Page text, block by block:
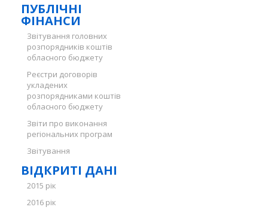
ПУБЛІЧНІ
ФІНАНСИ
Звітування головних
розпорядників коштів
обласного бюджету
Реєстри договорів
укладених
розпорядниками коштів
обласного бюджету
Звіти про виконання
регіональних програм
Звітування
ВІДКРИТІ ДАНІ
2015 рік
2016 рік